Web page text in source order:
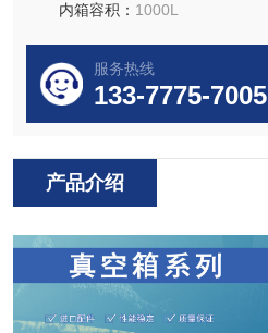
内箱容积： 1000L
服务热线
133-7775-7005
产品介绍